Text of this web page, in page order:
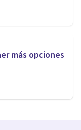
más opciones